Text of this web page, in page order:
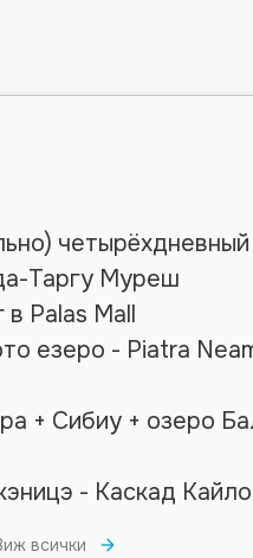
четырёхдневный
Таргу Муреш
Palas Mall
езеро - Piatra
+ Сибиу + озеро
- Каскад
всички